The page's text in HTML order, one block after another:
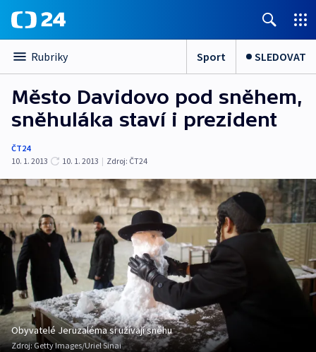
Rubriky Sport SLEDOVAT
Město Davidovo pod sněhem,
sněhuláka staví i prezident
ČT24
10. 1. 2013
10. 1. 2013 | Zdroj: ČT24
Obyvatelé Jeruzaléma si užívají sněhu
Zdroj:Getty Images/Uriel Sinai